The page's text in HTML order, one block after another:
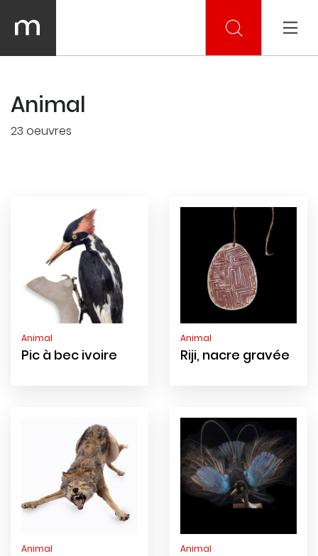
Animal
23 oeuvres
Animal
Pic à bec ivoire
Animal
Riji, nacre gravée
Animal Animal